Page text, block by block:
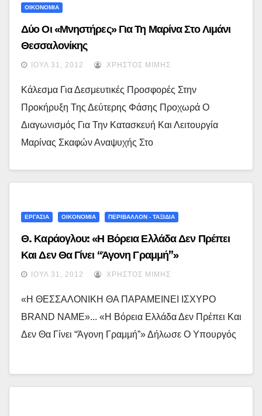
ΟΙΚΟΝΟΜΙΑ
Δύο Οι «μνηστήρες» Για Τη Μαρίνα Στο Λιμάνι
Θεσσαλονίκης
ΙΟΎΛ 31, 2012 ΧΡΉΣΤΟΣ ΜΊΜΗΣ
Κάλεσμα Για Δεσμευτικές Προσφορές Στην
Προκήρυξη Της Δεύτερης Φάσης Προχωρά Ο
Διαγωνισμός Για Την Κατασκευή Και Λειτουργία
Μαρίνας Σκαφών Αναψυχής Στο
ΕΡΓΑΣΙΑ ΟΙΚΟΝΟΜΙΑ ΠΕΡΙΒΑΛΛΟΝ - ΤΑΞΙΔΙΑ
Θ. Καράογλου: «Η Βόρεια Ελλάδα Δεν Πρέπει
Και Δεν Θα Γίνει “άγονη Γραμμή”»
ΙΟΎΛ 31, 2012 ΧΡΉΣΤΟΣ ΜΊΜΗΣ
«Η ΘΕΣΣΑΛΟΝΙΚΗ ΘΑ ΠΑΡΑΜΕΙΝΕΙ ΙΣΧΥΡΟ
BRAND NAME»... «Η Βόρεια Ελλάδα Δεν Πρέπει Και
Δεν Θα Γίνει “άγονη Γραμμή”» Δήλωσε Ο Υπουργός